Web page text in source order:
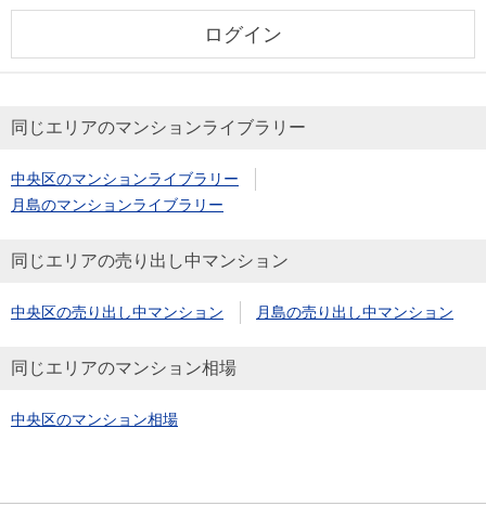
ログイン
同じエリアのマンションライブラリー
中央区のマンションライブラリー
月島のマンションライブラリー
同じエリアの売り出し中マンション
中央区の売り出し中マンション 月島の売り出し中マンション
同じエリアのマンション相場
中央区のマンション相場